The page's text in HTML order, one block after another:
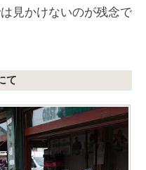
見かけないのが残念で
て